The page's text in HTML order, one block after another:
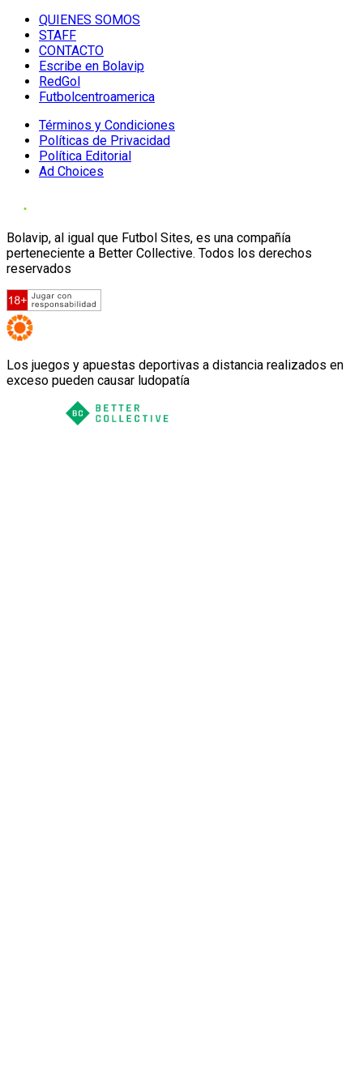
QUIENES SOMOS
STAFF
CONTACTO
Escribe en Bolavip
RedGol
Futbolcentroamerica
Términos y Condiciones
Políticas de Privacidad
Política Editorial
Ad Choices
Bolavip, al igual que Futbol Sites, es una compañía
perteneciente a Better Collective. Todos los derechos
reservados
Los juegos y apuestas deportivas a distancia realizados en
exceso pueden causar ludopatía